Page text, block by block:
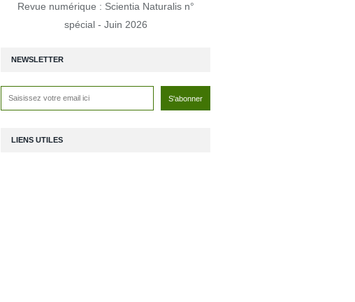
NEWSLETTER
Revue numérique : Scientia Naturalis n°
spécial - Juin 2026
LIENS UTILES